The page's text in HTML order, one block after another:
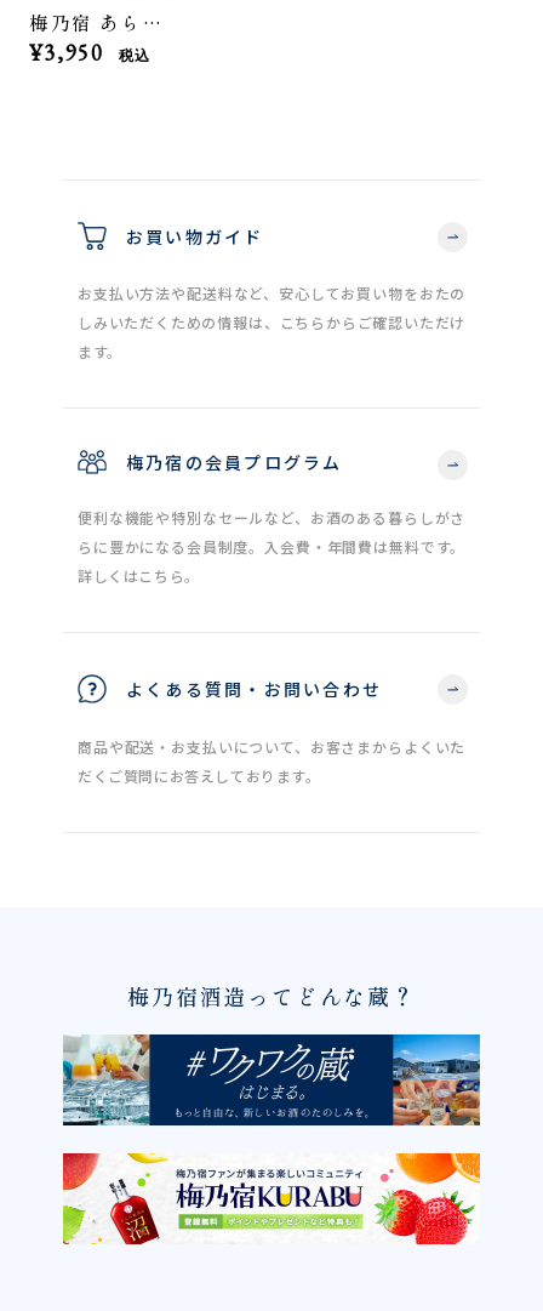
梅乃宿 あらごしクールゆず 非加熱製法 1800mL
¥3,950 税込
お買い物ガイド
お支払い方法や配送料など、安心してお買い物をおたの
しみいただくための情報は、こちらからご確認いただけ
ます。
梅乃宿の会員プログラム
便利な機能や特別なセールなど、お酒のある暮らしがさ
らに豊かになる会員制度。入会費・年間費は無料です。
詳しくはこちら。
よくある質問・お問い合わせ
商品や配送・お支払いについて、お客さまからよくいた
だくご質問にお答えしております。
梅乃宿酒造ってどんな蔵？